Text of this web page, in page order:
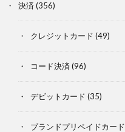
決済 (356)
クレジットカード (49)
コード決済 (96)
デビットカード (35)
ブランドプリペイドカード